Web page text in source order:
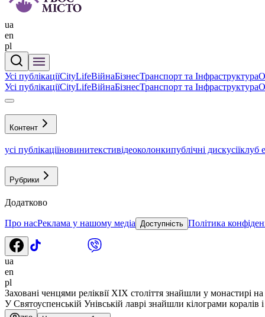
ua
en
pl
Усі публікаціїCityLifeВійнаБізнесТранспорт та Інфраструктура
Усі публікаціїCityLifeВійнаБізнесТранспорт та Інфраструктура
Контент
усі публікаціїновинитекстивідеоколонкипублічні дискусіїклуб
Рубрики
Додатково
Про насРеклама у нашому медіа Доступність Політика
ua
en
pl
Заховані ченцями реліквії XIX століття знайшли у монастирі
У Святоуспенській Унівській лаврі знайшли кілограми коралів і